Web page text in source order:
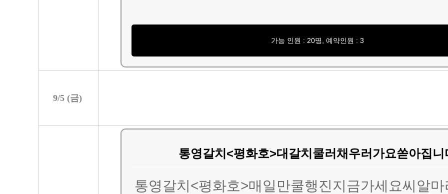
가능 인원 : 20명, 예약인원 : 3
9/5(금)
통영갈치<평화호>대갈치쿨러채우러가요쏟아집
통영갈치<평화호>매일만쿨행진지금가세요씨알